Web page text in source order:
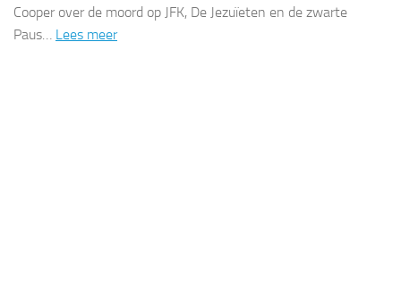
Cooper over de moord op JFK, De Jezuïeten en de zwarte
Paus… Lees meer